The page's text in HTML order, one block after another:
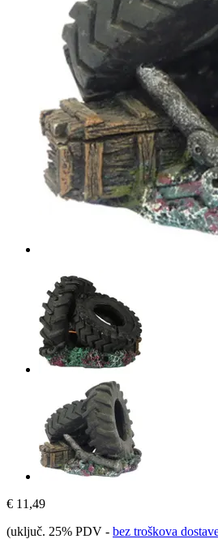
€ 11,49
(uključ. 25% PDV - bez troškova